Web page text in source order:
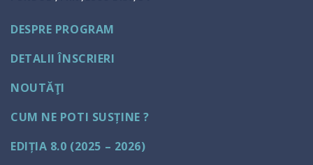
DESPRE PROGRAM
DETALII ÎNSCRIERI
NOUTĂŢI
CUM NE POTI SUSȚINE ?
EDIȚIA 8.0 (2025 – 2026)